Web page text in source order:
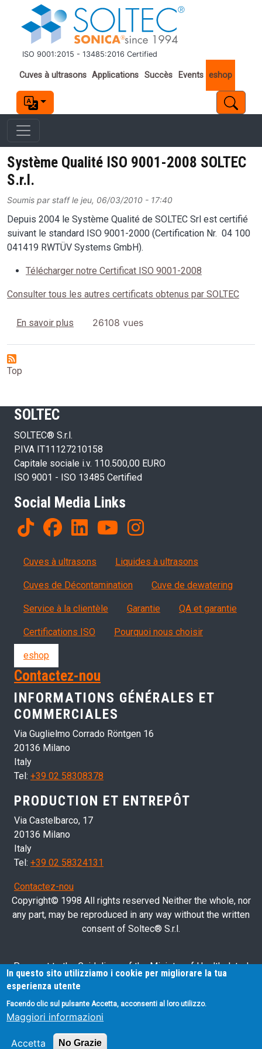
Aller au contenu principal
ISO 9001:2015 - 13485:2016 Certified
Important links
Cuves à ultrasons Applications Succès Events eshop
Système Qualité ISO 9001-2008 SOLTEC
S.r.l.
Soumis parstaffle jeu, 06/03/2010 - 17:40
Depuis 2004 le Système Qualité de SOLTEC Srl est certifié
suivant le standard ISO 9001-2000 (Certification Nr. 04 100
041419 RWTÜV Systems GmbH).
Télécharger notre Certificat ISO 9001-2008
Consulter tous les autres certificats obtenus par SOLTEC
En savoir plus sur Système Qualité ISO 9001-2008 SOLTEC
26108 vues
Top
SOLTEC
SOLTEC® S.r.l.
P.IVA IT11127210158
Capitale sociale i.v. 110.500,00 EURO
ISO 9001 - ISO 13485 Certified
Social Media Links
Products
Cuves à ultrasons Liquides à ultrasons
Cuves de Décontamination Cuve de dewatering
Servizi, garanzia, QA
Service à la clientèle Garantie QA et garantie
Certifications ISO Pourquoi nous choisir
eshop
Contactez-nou
INFORMATIONS GÉNÉRALES ET
COMMERCIALES
Via Guglielmo Corrado Röntgen 16
20136 Milano
Italy
Tel: +39 02 58308378
PRODUCTION ET ENTREPÔT
Via Castelbarco, 17
20136 Milano
Italy
Tel: +39 02 58324131
Contactez-nou
Copyright© 1998 All rights reserved Neither the whole, nor
any part, may be reproduced in any way without the written
consent of Soltec® S.r.l.
Pursuant to the Guidelines of the Ministry of Health dated
28/03/2013 related to health advertising concerning medical
devices, in vitro diagnostic medical devices and medical-
surgical devices, we hereby inform you that the information
contained in this website is exclusively intended for
professional operators.
In questo sito utilizziamo i cookie per migliorare la tua
esperienza utente
Facendo clic sul pulsante Accetta, acconsenti al loro utilizzo.
Maggiori informazioni
Accetta No Grazie